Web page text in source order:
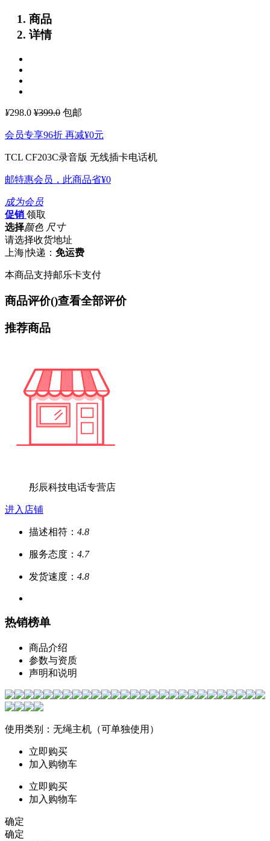
商品
详情
¥298.0 ¥399.0 包邮
会员专享96折 再减¥0元
TCL CF203C录音版 无线插卡电话机
邮特惠会员，此商品省¥0
成为会员
促销 领取
选择颜色 尺寸
请选择收货地址
上海|快递： 免运费
本商品支持邮乐卡支付
商品评价()查看全部评价
推荐商品
彤辰科技电话专营店
进入店铺
描述相符： 4.8
服务态度： 4.7
发货速度： 4.8
热销榜单
商品介绍
参数与资质
声明和说明
使用类别：无绳主机（可单独使用）
立即购买
加入购物车
立即购买
加入购物车
确定
确定